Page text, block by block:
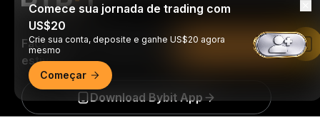
Faça trades a qualquer momento, de onde
estiver!
Download Bybit App
Comece sua jornada de trading com
US$20
Crie sua conta, deposite e ganhe US$20 agora
mesmo
Começar
Leia no app da Bybit